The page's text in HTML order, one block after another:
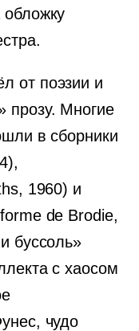
от поэзии и
прозу. Многие
в сборники
1960) и
de Brodie,
буссоль»
с хаосом
чудо